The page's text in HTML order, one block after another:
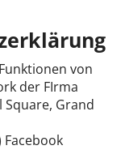
von
der FIrma
Square, Grand
Facebook